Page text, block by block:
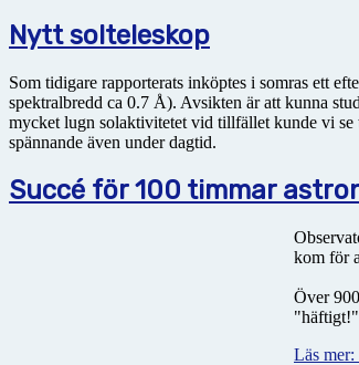
Nytt solteleskop
Som tidigare rapporterats inköptes i somras ett
spektralbredd ca 0.7 Å). Avsikten är att kunna
mycket lugn solaktivitetet vid tillfället kunde vi se
spännande även under dagtid.
Succé för 100 timmar
kom för
Över
"häftigt!"
Läs mer: